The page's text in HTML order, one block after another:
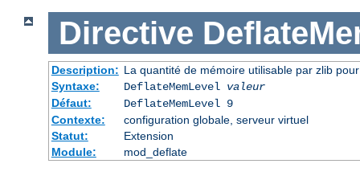
Directive
Description: La quantité de mémoire utilisable par zlib
Syntaxe:
DeflateMemLevel valeur
Défaut:
DeflateMemLevel 9
Contexte:
configuration globale, serveur virtuel
Statut:
Extension
Module:
mod_deflate